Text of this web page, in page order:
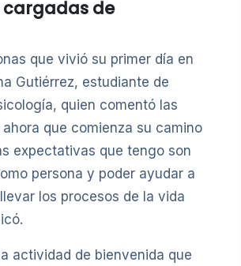
cargadas de
que vivió su primer día en
Gutiérrez, estudiante de
quien comentó las
que comienza su camino
expectativas que tengo son
persona y poder ayudar a
los procesos de la vida
actividad de bienvenida que